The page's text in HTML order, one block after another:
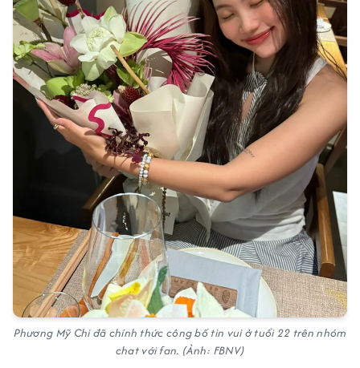
Phương Mỹ Chi đã chính thức công bố tin vui ở tuổi 22 trên nhóm
chat với fan. (Ảnh: FBNV)